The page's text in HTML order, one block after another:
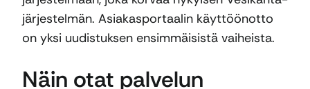
järjestelmän. Asiakasportaalin käyttöönotto
on yksi uudistuksen ensimmäisistä vaiheista.
Näin otat palvelun